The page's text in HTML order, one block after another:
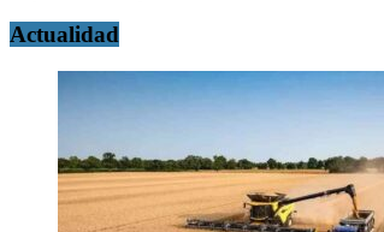
Actualidad